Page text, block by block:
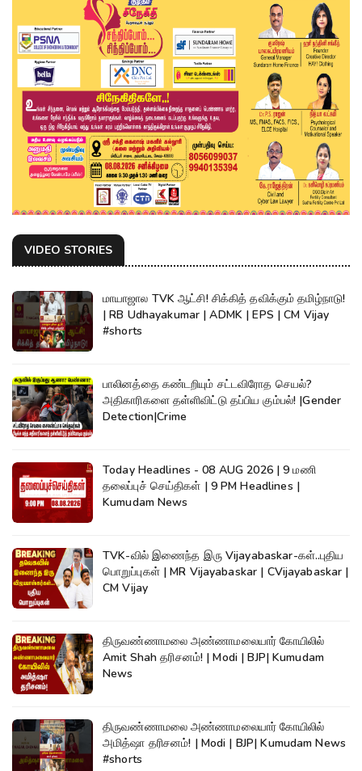
VIDEO STORIES
மாயாஜால TVK ஆட்சி! சிக்கித் தவிக்கும் தமிழ்நாடு!
| RB Udhayakumar | ADMK | EPS | CM Vijay
#shorts
பாலினத்தை கண்டறியும் சட்டவிரோத செயல்?
அதிகாரிகளை தள்ளிவிட்டு தப்பிய கும்பல்! |Gender
Detection|Crime
Today Headlines - 08 AUG 2026 | 9 மணி
தலைப்புச் செய்திகள் | 9 PM Headlines |
Kumudam News
TVK-வில் இணைந்த இரு Vijayabaskar-கள்..புதிய
பொறுப்புகள் | MR Vijayabaskar | CVijayabaskar |
CM Vijay
திருவண்ணாமலை அண்ணாமலையார் கோயிலில்
Amit Shah தரிசனம்! | Modi | BJP| Kumudam
News
திருவண்ணாமலை அண்ணாமலையார் கோயிலில்
அமித்ஷா தரிசனம்! | Modi | BJP| Kumudam News
#shorts